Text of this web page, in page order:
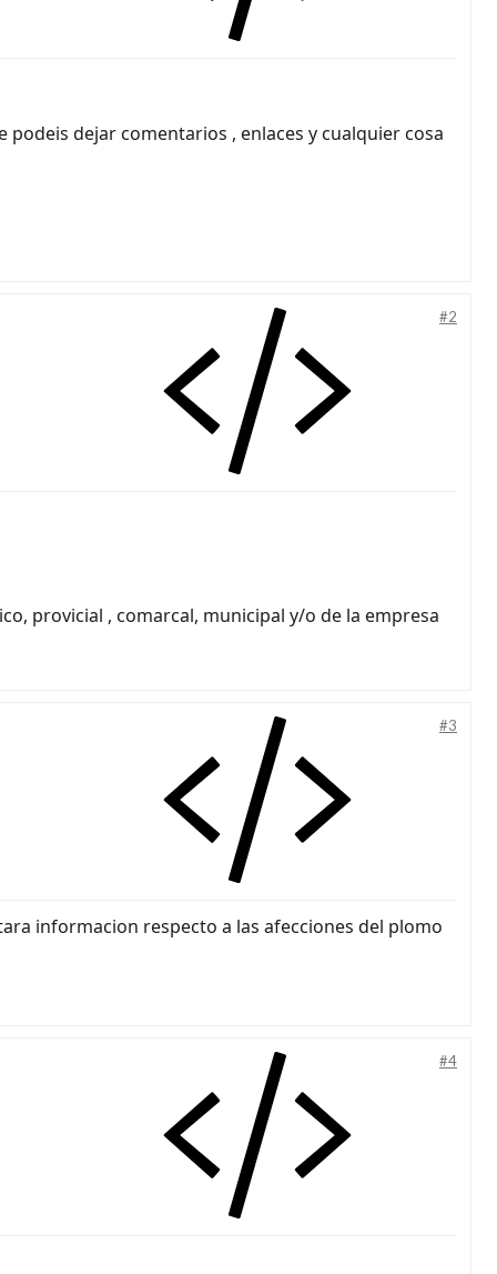
dejar comentarios , enlaces y cualquier cosa
#2
provicial , comarcal, municipal y/o de la empresa
#3
informacion respecto a las afecciones del plomo
#4